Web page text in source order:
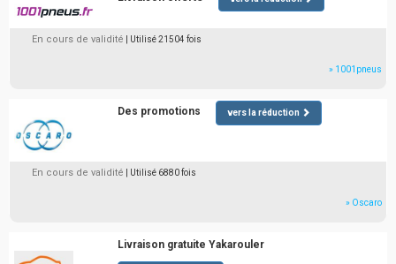
En cours de validité | Utilisé 21504 fois
» 1001pneus
Des promotions vers la réduction
En cours de validité | Utilisé 6880 fois
» Oscaro
Livraison gratuite Yakarouler